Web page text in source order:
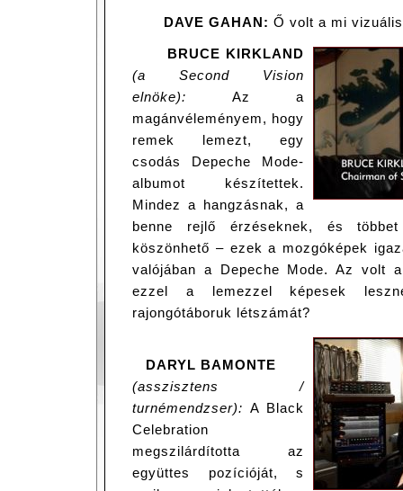
DAVE GAHAN: Ő volt a mi
BRUCE KIRKLAND
(a Second Vision
elnöke): Az a
magánvéleményem, hogy
remek lemezt, egy
csodás Depeche Mode-
albumot készítettek.
Mindez a hangzásnak, a
benne rejlő érzéseknek, és
köszönhető – ezek a mozgóképek
valójában a Depeche Mode. Az volt
ezzel a lemezzel képesek
rajongótáboruk létszámát?
DARYL BAMONTE
(asszisztens /
turnémendzser): A Black
Celebration
megszilárdította az
együttes pozícióját, s